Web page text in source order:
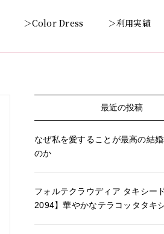
＞Color Dress ＞利用実績
最近の投稿
なぜ私を愛することが最高の結
のか
フォルテクラウディア タキシー
2094】華やかなテラコッタタキ